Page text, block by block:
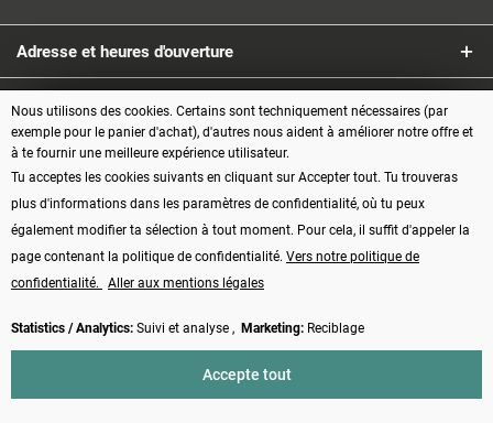
Adresse et heures d'ouverture
Service
Informations
Modes de paiement
Vertrag widerrufen
Nous utilisons des cookies. Certains sont techniquement nécessaires (par
exemple pour le panier d'achat), d'autres nous aident à améliorer notre offre et
à te fournir une meilleure expérience utilisateur.
Tu acceptes les cookies suivants en cliquant sur Accepter tout. Tu trouveras
plus d'informations dans les paramètres de confidentialité, où tu peux
également modifier ta sélection à tout moment. Pour cela, il suffit d'appeler la
page contenant la politique de confidentialité. Vers notre politique de
confidentialité.
Aller aux mentions légales
Statistics / Analytics: Suivi et analyse , Marketing: Reciblage
Accepte tout